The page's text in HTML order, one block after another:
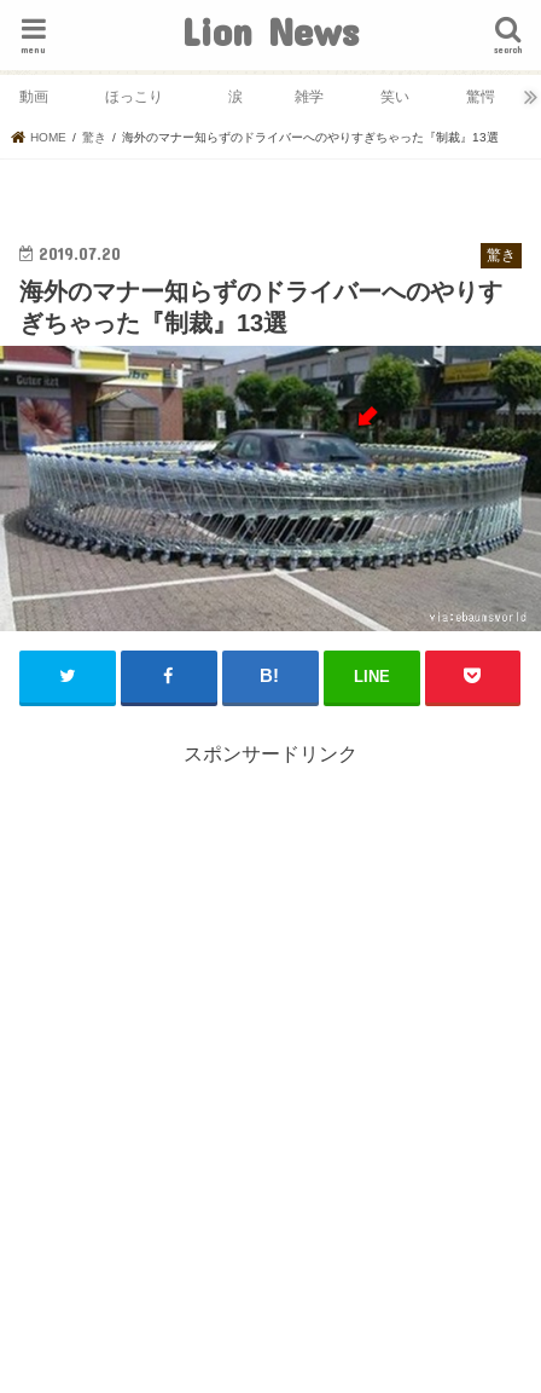
Lion News search
menu
動画 ほっこり 涙 雑学 笑い 驚愕
HOME 驚き 海外のマナー知らずのドライバーへのやりすぎちゃった『制裁』13選
驚き
2019.07.20
海外のマナー知らずのドライバーへのやりす
ぎちゃった『制裁』13選
LINE
スポンサードリンク